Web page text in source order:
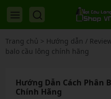
Trang chủ > Hướng dẫn /
balo cầu lông chính hãng
Hướng Dẫn Cách Phân
Chính Hãng